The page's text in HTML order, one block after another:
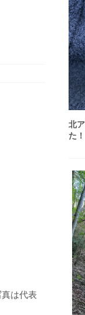
は代表
北
た！